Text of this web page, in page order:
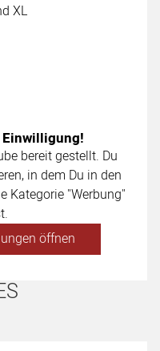
XL
Einwilligung!
bereit gestellt. Du
in dem Du in den
Kategorie "Werbung"
öffnen